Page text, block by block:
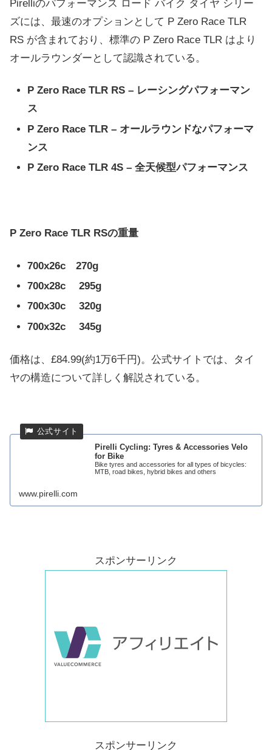
Pirelliのパフォーマンス ロード バイク タイヤ シリー
ズには、最速のオプションとして P Zero Race TLR
RS が含まれており、標準の P Zero Race TLR はより
オールラウンダーとして認識されている。
P Zero Race TLR RS – レーシングパフォーマン
ス
P Zero Race TLR – オールラウンドなパフォーマ
ンス
P Zero Race TLR 4S – 全天候型パフォーマンス
P Zero Race TLR RSの重量
700x26c 270g
700x28c 295g
700x30c 320g
700x32c 345g
価格は、£84.99(約1万6千円)。公式サイトでは、タイ
ヤの構造について詳しく解説されている。
Pirelli Cycling: Tyres & Accessories Velo
for Bike
Bike tyres and accessories for all types of bicycles:
MTB, road bikes, hybrid bikes and others
www.pirelli.com
スポンサーリンク
スポンサーリンク